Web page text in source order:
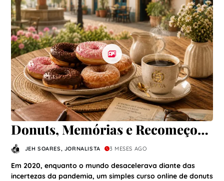
Donuts, Memórias e Recomeços:
a Receita que que aprendi
durante à Pandemia
JEH SOARES, JORNALISTA 3 MESES AGO
Em 2020, enquanto o mundo desacelerava diante das
incertezas da pandemia, um simples curso online de donuts